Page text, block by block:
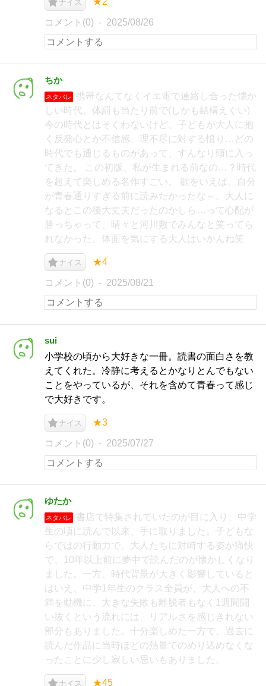
ナイス
コメント(0) 2025/08/26
ちか
ネタバレ
携帯なんてなくイエ電で連絡し合った懐か
しい時代。体罰も当たり前で(しかも結構えぐい)
今の時代とはそぐわないけど、子どもが大人に抱
く反発心とか不信感、理不尽に対する憤り…どの
時代でも通じるものがあって、すんなり頭に入っ
てきた。 この初版、私が生まれる前なの…？時代
を超えて楽しめる名作すごい。 欲をいえば、自分
が青春通りすぎる前に読みたかったな～。大人に
なるとこの後大丈夫だったのかしら…って心配が
勝っちゃって、晴々と河川敷でみんなと笑ってら
れなかった。体面を気にする大人はいかんね笑
ナイス ★4
コメント(0) 2025/08/21
sui
小学校の頃から大好きな一冊。読書の面白さを教
えてくれた。冷静に考えるとかなりとんでもない
ことをやっているが、それを含めて青春って感じ
で大好きです。
ナイス ★3
コメント(0) 2025/07/27
ゆたか
ネタバレ
書店で特集されていたのが目に入り、中学
生の頃に読んで以来、手に取りました。子どもな
らではの行動力で、大人たちに対峙する姿が痛快
で、10年以上前に夢中で読んだのが懐かしくなり
ました。一方、時代背景が大きく影響していると
はいえ、中学1年生のクラス全員が、大人への不
満を動機に、大きな失敗も離脱者もなく1週間闘
い抜くという流れには、リアルさを感じきれない
部分もありました。十分楽しめた一方で、過去に
読んだ作品に当時ほどの熱量でのめり込めなくな
ったことに少し寂しい思いもありました。
ナイス ★45